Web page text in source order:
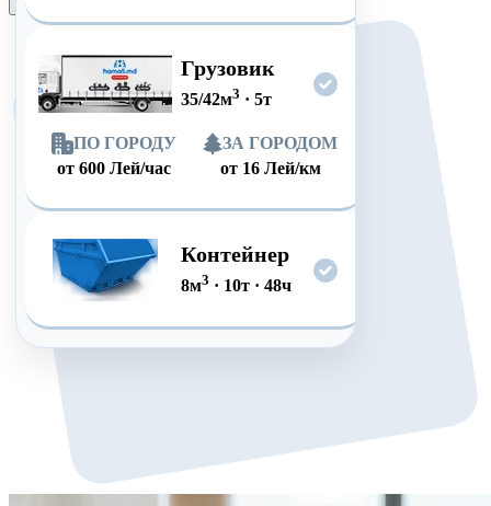
Грузовик
35/42м3 · 5т
ПО ГОРОДУ
от 600 Лей/час
ЗА ГОРОДОМ
от 16 Лей/км
Контейнер
8м3 · 10т· 48ч
Оформить заказ